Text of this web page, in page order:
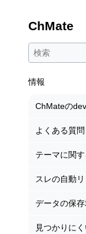
ChMate
情報
ChMateの
よくある質問
テーマに関
スレの自動
データの保
見つかりに